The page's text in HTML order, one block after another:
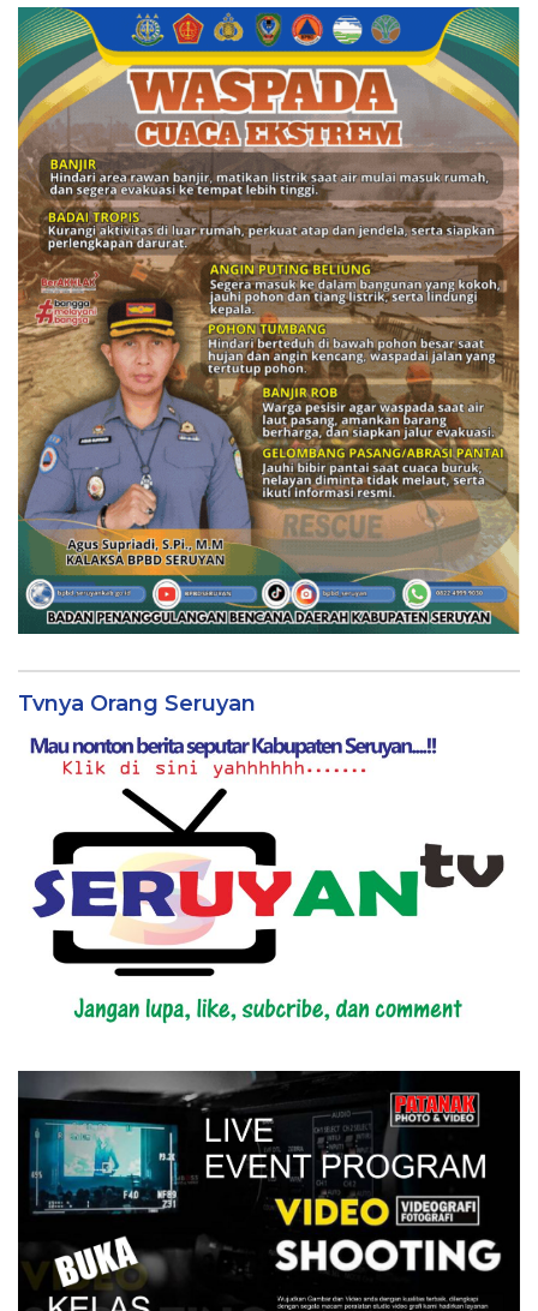
Tvnya Orang Seruyan